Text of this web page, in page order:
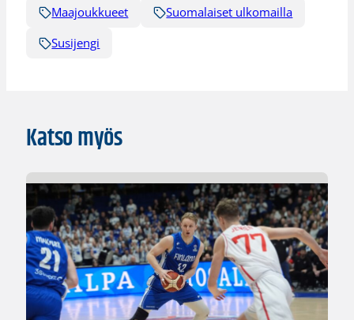
Maajoukkueet
Suomalaiset ulkomailla
Susijengi
Katso myös